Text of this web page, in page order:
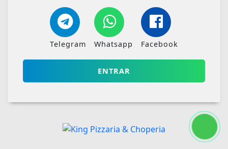
Telegram Whatsapp Facebook
ENTRAR